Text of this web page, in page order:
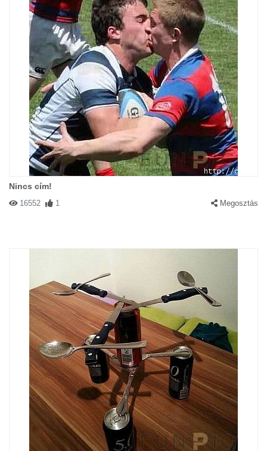
Nincs cím!
16552 1 Megosztás